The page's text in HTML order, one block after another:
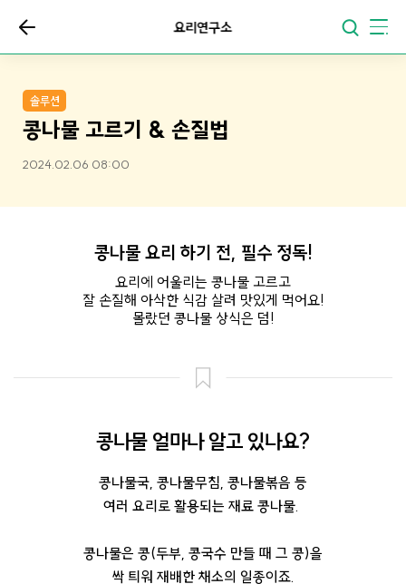
요리연구소
솔루션
콩나물 고르기 & 손질법
2024.02.06 08:00
콩나물 요리 하기 전, 필수 정독!
요리에 어울리는 콩나물 고르고
잘 손질해 아삭한 식감 살려 맛있게 먹어요!
몰랐던 콩나물 상식은 덤!
콩나물 얼마나 알고 있나요?
콩나물국, 콩나물무침, 콩나물볶음 등
여러 요리로 활용되는 재료 콩나물.
콩나물은 콩(두부, 콩국수 만들 때 그 콩)을
싹 틔워 재배한 채소의 일종이죠.